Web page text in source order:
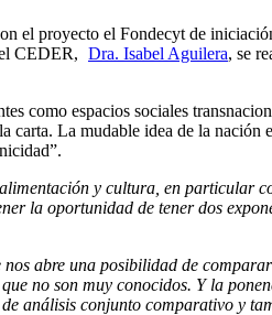
el proyecto el Fondecyt de
CEDER, Dra. Isabel Aguilera, se
como espacios sociales
La mudable idea de la nación
y cultura, en particular
la oportunidad de tener dos
abre una posibilidad de
no son muy conocidos. Y la
análisis conjunto comparativo y